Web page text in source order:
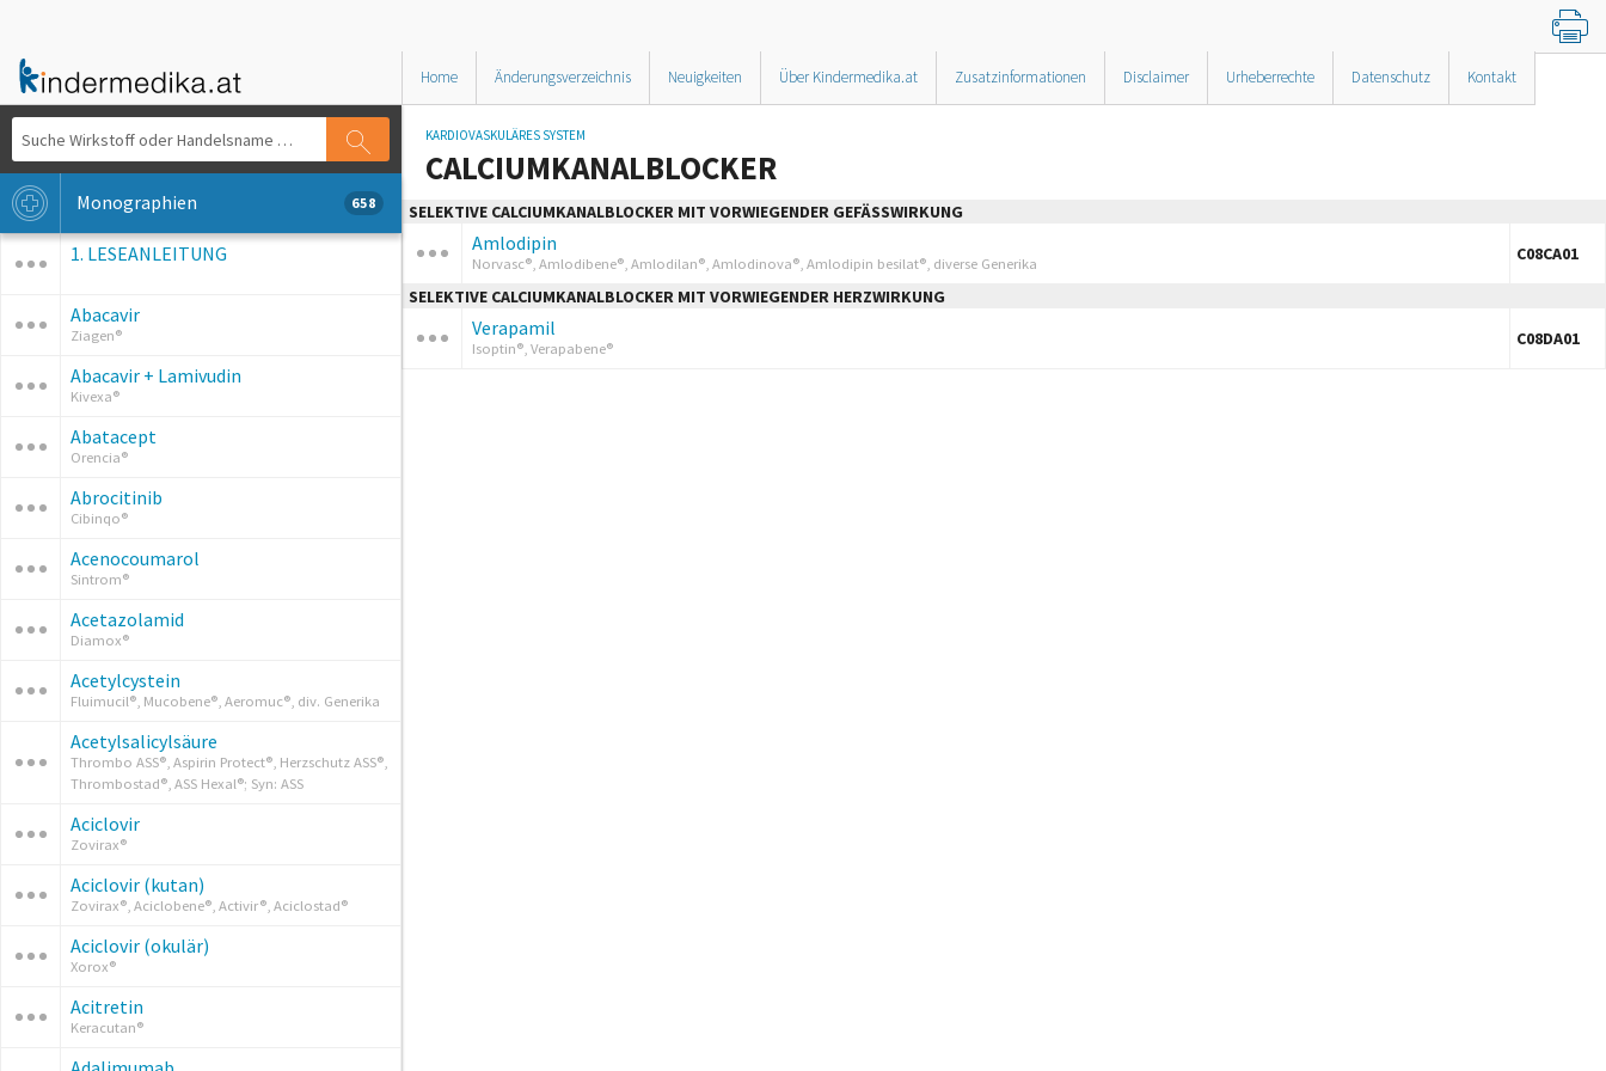
Home Änderungsverzeichnis Neuigkeiten Über Kindermedika.at Zusatzinformationen Disclaimer Urheberrechte Datenschutz Kontakt
Monographien 658
1. LESEANLEITUNG
Abacavir
Ziagen®
Abacavir + Lamivudin
Kivexa®
Abatacept
Orencia®
Abrocitinib
Cibinqo®
Acenocoumarol
Sintrom®
Acetazolamid
Diamox®
Acetylcystein
Fluimucil®, Mucobene®, Aeromuc®, div. Generika
Acetylsalicylsäure
Thrombo ASS®, Aspirin Protect®, Herzschutz ASS®,
Thrombostad®, ASS Hexal®; Syn: ASS
Aciclovir
Zovirax®
Aciclovir (kutan)
Zovirax®, Aciclobene®, Activir®, Aciclostad®
Aciclovir (okulär)
Xorox®
Acitretin
Keracutan®
KARDIOVASKULÄRES SYSTEM
CALCIUMKANALBLOCKER
SELEKTIVE CALCIUMKANALBLOCKER MIT VORWIEGENDER GEFÄSSWIRKUNG
Amlodipin
Norvasc®, Amlodibene®, Amlodilan®, Amlodinova®, Amlodipin besilat®, diverse Generika
C08CA01
SELEKTIVE CALCIUMKANALBLOCKER MIT VORWIEGENDER HERZWIRKUNG
Verapamil
Isoptin®, Verapabene® C08DA01